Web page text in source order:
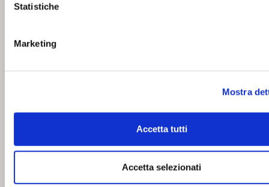
Statistiche
Marketing
Mostra
Accetta tutti
Accetta selezionati